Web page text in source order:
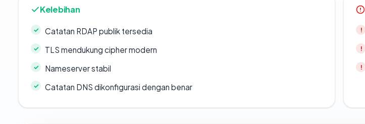
Kelebihan
Catatan RDAP publik tersedia
TLS mendukung cipher modern
Nameserver stabil
Catatan DNS dikonfigurasi dengan benar